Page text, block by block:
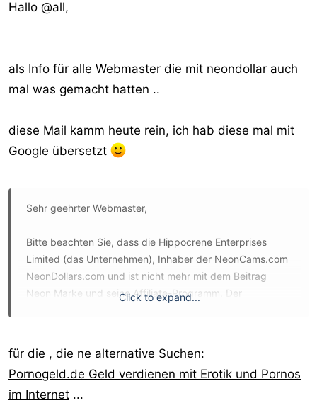
t
Hallo @all,
als Info für alle Webmaster die mit neondollar auch
mal was gemacht hatten ..
diese Mail kamm heute rein, ich hab diese mal mit
Google übersetzt
Sehr geehrter Webmaster,
Bitte beachten Sie, dass die Hippocrene Enterprises
Limited (das Unternehmen), Inhaber der NeonCams.com
NeonDollars.com und ist nicht mehr mit dem Beitrag
Neon Marke und seine Affiliate-Programm. Der
Modelle, Studios, Agenturen und Mitglied-Datenbank)
wurde durch eine 3rd-Party erworben.
Click to expand...
für die , die ne alternative Suchen:
Pornogeld.de Geld verdienen mit Erotik und Pornos
im Internet ...